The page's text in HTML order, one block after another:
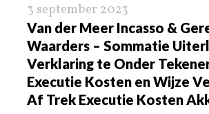
3 september 2023
Van der Meer Incasso &
Waarders – Sommatie
Verklaring te Onder
Executie Kosten en Wijze
Af Trek Executie Kosten